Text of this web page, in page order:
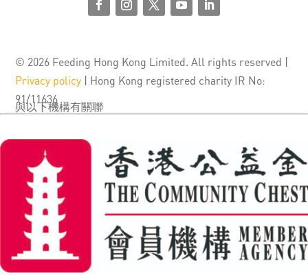
© 2026 Feeding Hong Kong Limited. All rights reserved |
Privacy policy | Hong Kong registered charity IR No:
91/11636
與以下機構有關聯